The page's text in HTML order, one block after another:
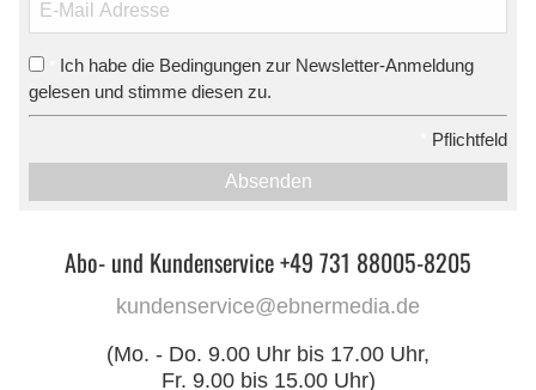
Ich habe die Bedingungen zur Newsletter-Anmeldung
gelesen und stimme diesen zu.
Pflichtfeld
Absenden
Abo- und Kundenservice +49 731 88005-8205
kundenservice@ebnermedia.de
(Mo. - Do. 9.00 Uhr bis 17.00 Uhr,
Fr. 9.00 bis 15.00 Uhr)